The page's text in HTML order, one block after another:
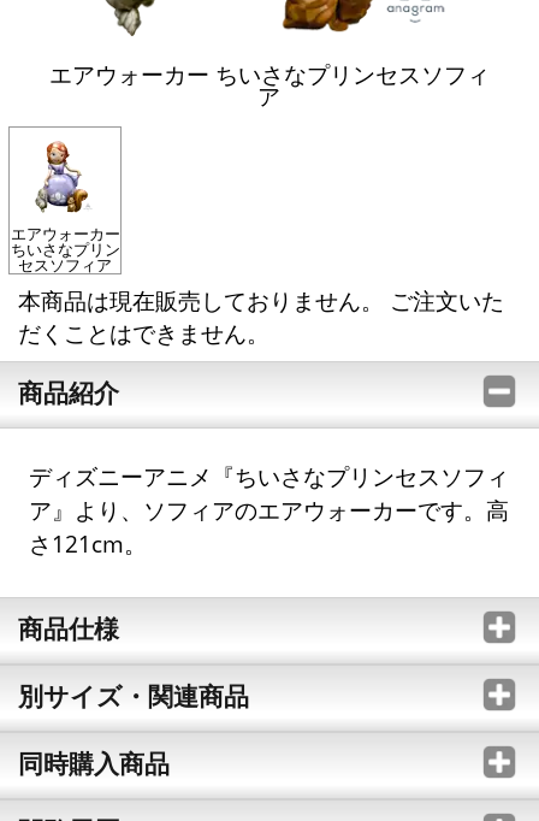
エアウォーカー ちいさなプリンセスソフィ
ア
エアウォーカー
ちいさなプリン
セスソフィア
本商品は現在販売しておりません。 ご注文いた
だくことはできません。
商品紹介
ディズニーアニメ『ちいさなプリンセスソフィ
ア』より、ソフィアのエアウォーカーです。高
さ121cm。
商品仕様
別サイズ・関連商品
同時購入商品